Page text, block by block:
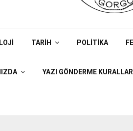
TARIH POLITIKA
YAZI GÖNDERME KURALLARI